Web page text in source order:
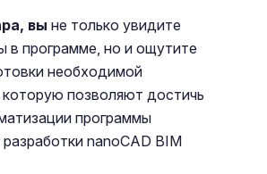
вы не только увидите
в программе, но и ощутите
необходимой
позволяют достичь
программы
nanoCAD BIM